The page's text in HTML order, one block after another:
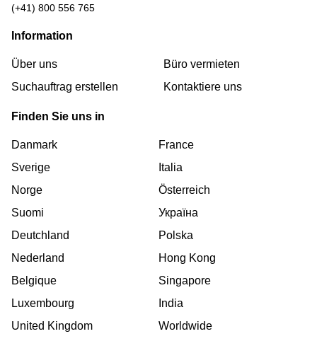
(+41) 800 556 765
Information
Über uns
Suchauftrag erstellen
Büro vermieten
Kontaktiere uns
Finden Sie uns in
Danmark
Sverige
Norge
Suomi
Deutchland
Nederland
Belgique
Luxembourg
United Kingdom
France
Italia
Österreich
Україна
Polska
Hong Kong
Singapore
India
Worldwide